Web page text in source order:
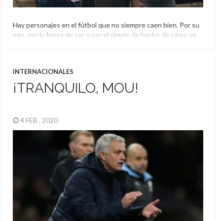
Hay personajes en el fútbol que no siempre caen bien. Por su
ego, por la forma de ser o por el simple de hecho de cómo se
INTERNACIONALES
¡TRANQUILO, MOU!
4 FEB , 2020